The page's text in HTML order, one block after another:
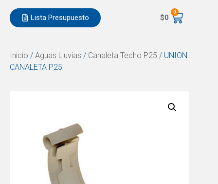
Lista Presupuesto $0
0
Inicio / Aguas Lluvias / Canaleta Techo P25 / UNION
CANALETA P25